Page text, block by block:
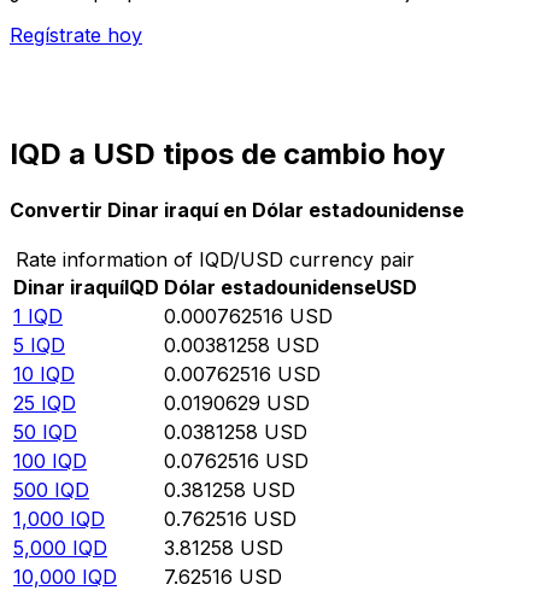
Regístrate hoy
IQD a USD tipos de cambio hoy
Convertir Dinar iraquí en Dólar estadounidense
Rate information of IQD/USD currency pair
Dinar iraquíIQD Dólar estadounidenseUSD
1 IQD 0.000762516 USD
5 IQD 0.00381258 USD
10 IQD 0.00762516 USD
25 IQD 0.0190629 USD
50 IQD 0.0381258 USD
100 IQD 0.0762516 USD
500 IQD 0.381258 USD
1,000 IQD 0.762516 USD
5,000 IQD 3.81258 USD
10,000 IQD 7.62516 USD